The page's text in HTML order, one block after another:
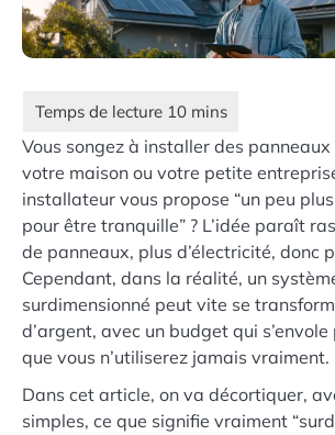
Vous songez à installer des
votre maison ou votre petite
installateur vous propose “un peu
pour être tranquille” ? L’idée paraît
de panneaux, plus d’électricité, donc
Cependant, dans la réalité, un
surdimensionné peut vite se
d’argent, avec un budget qui
que vous n’utiliserez jamais vraiment.
Dans cet article, on va décortiquer,
simples, ce que signifie vraiment